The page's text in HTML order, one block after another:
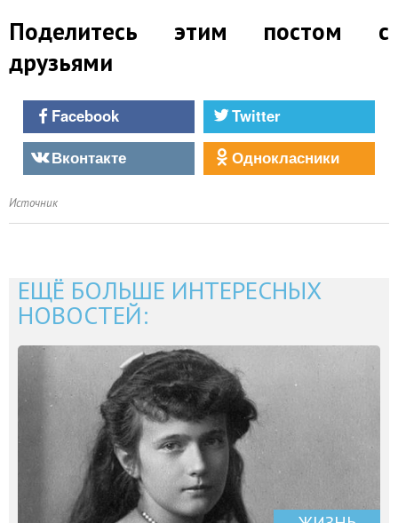
Поделитесь этим постом с
друзьями
Facebook
Twitter
Вконтакте
Однокласники
Источник
ЕЩЁ БОЛЬШЕ ИНТЕРЕСНЫХ
НОВОСТЕЙ: